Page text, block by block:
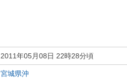
2011年05月08日 22時28分頃
宮城県沖